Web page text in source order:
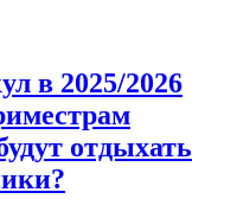
в 2025/2026
отдыхать